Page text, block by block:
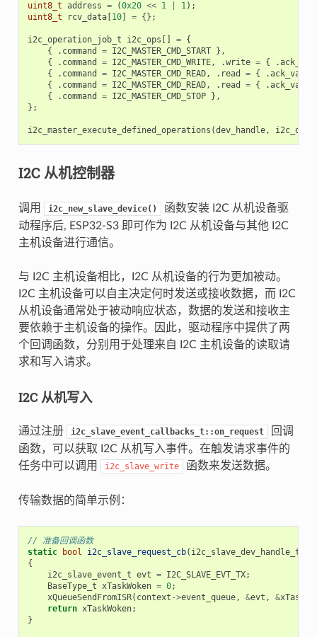
uint8_t address = (0x20 << 1 1);
uint8_t
rcv_data[ 10] = {};
i2c_operation_job_t i2c_ops = {
{
. command = I2C_MASTER_CMD_START
},
{
. command = I2C_MASTER_CMD_WRITE, .write = { .
{
. command = I2C_MASTER_CMD_READ, . read = { .ack_value
{
. command = I2C_MASTER_CMD_READ, . read = { .ack_value
{
. command = I2C_MASTER_CMD_STOP
},
};
i2c_master_execute_defined_operations (dev_handle, i2c_ops
I2C 从机控制器
调用 i2c_new_slave_device()
函数安装 I2C 从机设备驱
动程序后, ESP32-S3 即可作为 I2C 从机设备与其他 I2C
主机设备进行通信。
与 I2C 主机设备相比，I2C 从机设备的行为更加被动。
I2C 主机设备可以自主决定何时发送或接收数据，而 I2C
从机设备通常处于被动响应状态，数据的发送和接收主
要依赖于主机设备的操作。因此，驱动程序中提供了两
个回调函数，分别用于处理来自 I2C 主机设备的读取请
求和写入请求。
I2C 从机写入
通过注册 i2c_slave_event_callbacks_t::on_request
回调
函数，可以获取 I2C 从机写入事件。在触发请求事件的
任务中可以调用
i2c_slave_write 函数来发送数据。
传输数据的简单示例：
// 准备回调函数
static
bool i2c_slave_request_cb( i2c_slave_dev_handle_t
{
i2c_slave_event_t evt = I2C_SLAVE_EVT_TX;
BaseType_t xTaskWoken = 0;
xQueueSendFromISR( context ->event_queue, &evt , &
return xTaskWoken;
}